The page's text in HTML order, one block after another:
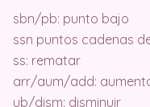
sbn/pb: punto bajo
ssn puntos cadenas
ss: rematar
arr/aum/add:
ub/dism: disminuir